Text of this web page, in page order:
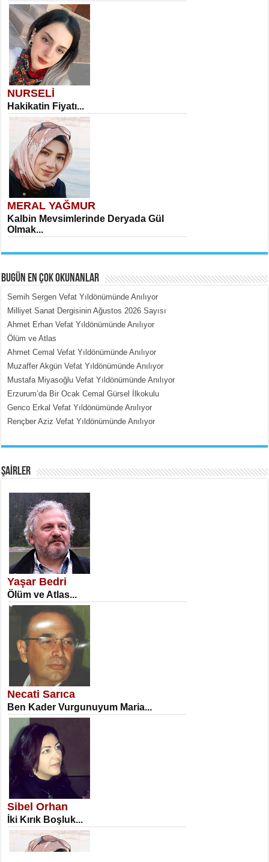
NURSELİ
Hakikatin Fiyatı...
MERAL YAĞMUR
Kalbin Mevsimlerinde Deryada Gül
Olmak...
MEHMET ÇOBAN
İçerdeki Put Dışardaki Maskeler...
SATILMIŞ ÜMİT ÇETİNKAYA
Erkenlik...
NECLA DİLEK ARSLAN
Öğretmenler Günü Mahkemesi...
İSA KARATEPE
Ekranlar Arasında Kaybolan İnsan...
BUGÜN EN ÇOK OKUNANLAR
Semih Sergen Vefat Yıldönümünde Anılıyor
Milliyet Sanat Dergisinin Ağustos 2026 Sayısı
Ahmet Erhan Vefat Yıldönümünde Anılıyor
Ölüm ve Atlas
Ahmet Cemal Vefat Yıldönümünde Anılıyor
Muzaffer Akgün Vefat Yıldönümünde Anılıyor
Mustafa Miyasoğlu Vefat Yıldönümünde Anılıyor
Erzurum’da Bir Ocak Cemal Gürsel İlkokulu
Genco Erkal Vefat Yıldönümünde Anılıyor
Rençber Aziz Vefat Yıldönümünde Anılıyor
ŞAİRLER
Yaşar Bedri
Ölüm ve Atlas...
Necati Sarıca
Ben Kader Vurgunuyum Maria...
Sibel Orhan
İki Kırık Boşluk...